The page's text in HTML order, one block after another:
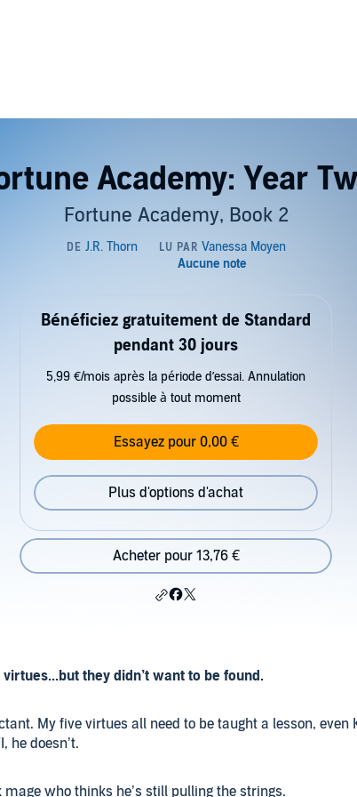
Academy: Year
Fortune Academy, Book 2
Bénéficiez gratuitement de Standard
pendant 30 jours
5,99 €/mois après la période d’essai. Annulation
possible à tout moment
Essayez pour 0,00 €
Plus d'options d'achat
Acheter pour 13,76 €
they didn’t want to be found.
My five virtues all need to be taught a lesson,
he doesn’t.
mage who thinks he’s still pulling the strings.